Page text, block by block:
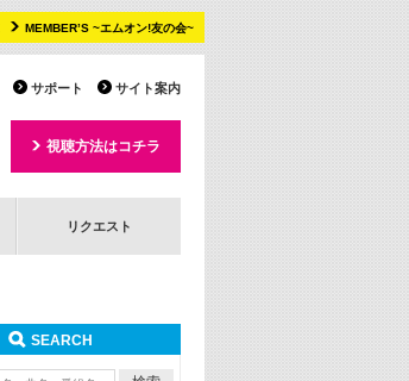
MEMBER’S ~エムオン!友の会~
サイト案内
サポート
視聴方法はコチラ
リクエスト
SEARCH